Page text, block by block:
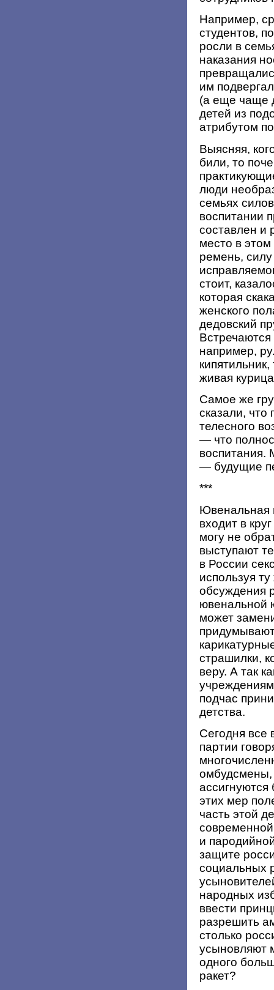
Например,
студентов,
росли в
наказания
им
(а еще чаще
детей из
атрибутом
Выясняя,
били, то
люди
семьях
воспитании
составлен и
место в
ремень,
стоит,
которая
женского
дедовский
Встречаются
например,
живая
Самое же
сказали,
телесного
— что
воспитания.
— будущие
***
Ювенальная
входит в
могу не
выступают
в России
используя
обсуждения
ювенальной
может
страшилки,
веру. А так
подчас
детства.
Сегодня все
партии
этих мер
часть этой
и
защите
социальных
народных
ввести
разрешить
столько
усыновляют
одного
ракет?